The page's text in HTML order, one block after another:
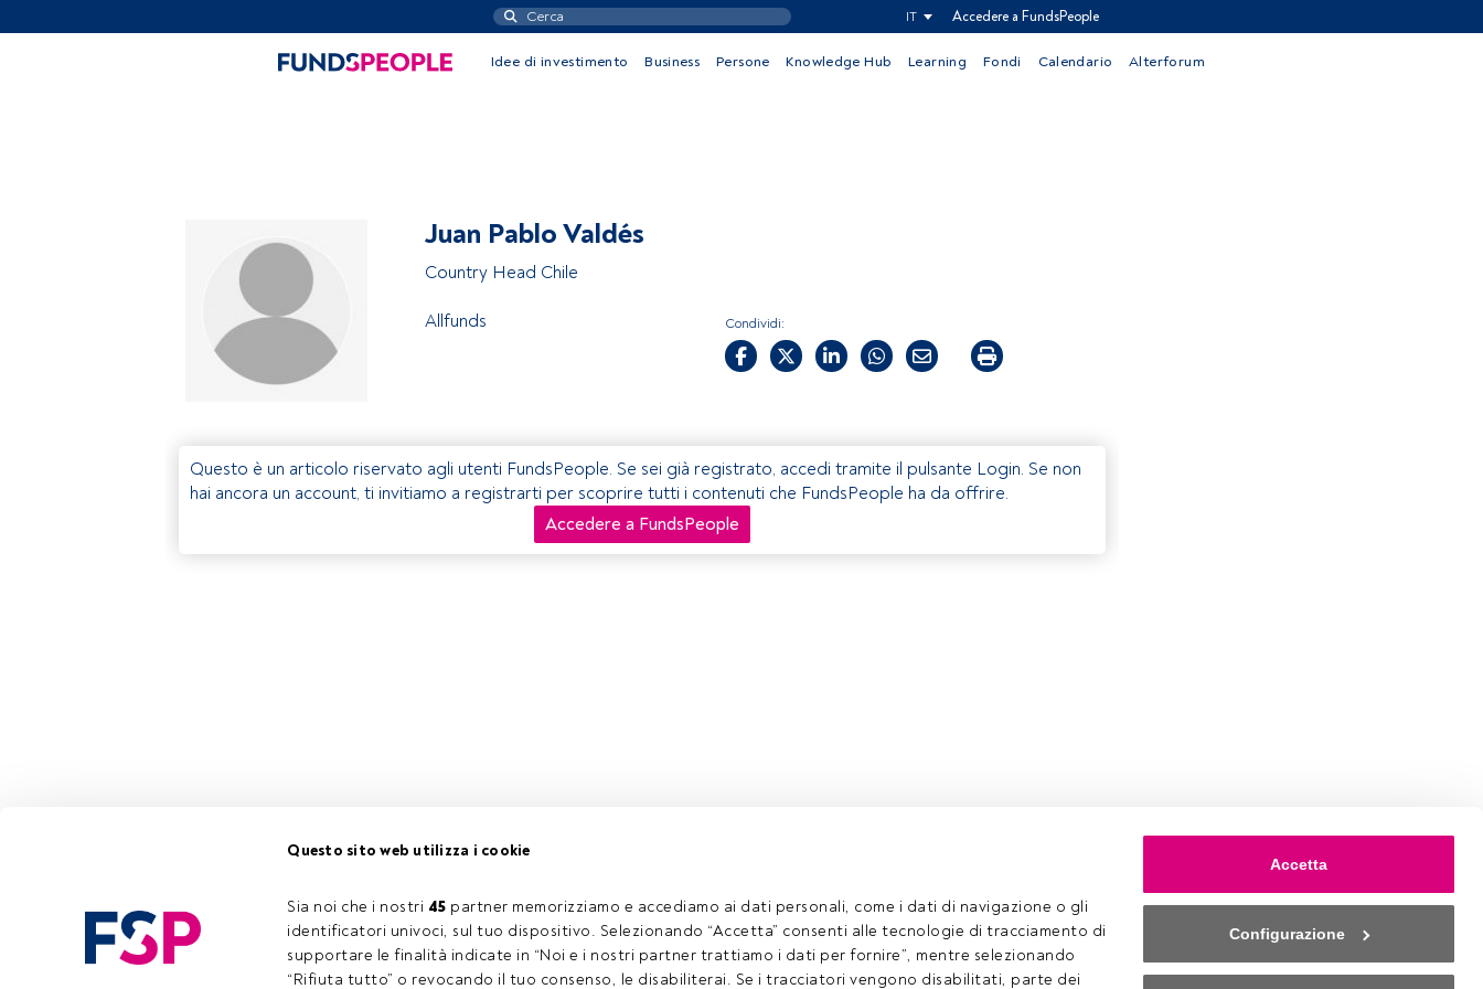
Questo sito web utilizza i cookie
Sia noi che i nostri 45 partner memorizziamo e accediamo ai dati personali, come i dati di navigazione o gli
identificatori univoci, sul tuo dispositivo. Selezionando “Accetta” consenti alle tecnologie di tracciamento di
supportare le finalità indicate in “Noi e i nostri partner trattiamo i dati per fornire”, mentre selezionando
“Rifiuta tutto” o revocando il tuo consenso, le disabiliterai. Se i tracciatori vengono disabilitati, parte dei
Accetta
Configurazione
IT Accedere a FundsPeople
Idee di investimento Business Persone Knowledge Hub Learning Fondi Calendario Alterforum
Juan Pablo Valdés
Country Head Chile
Allfunds Condividi:
Questo è un articolo riservato agli utenti FundsPeople. Se sei già registrato, accedi tramite il pulsante Login. Se non
hai ancora un account, ti invitiamo a registrarti per scoprire tutti i contenuti che FundsPeople ha da offrire.
Accedere a FundsPeople